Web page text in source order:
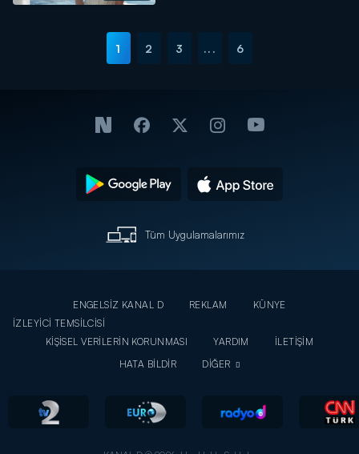
1 2 3 ... 6
Tüm Uygulamalarımız
ENGELSİZ KANAL D REKLAM
KÜNYE
İZLEYİCİ TEMSİLCİSİ
KİŞİSEL VERİLERİN KORUNMASI
YARDIM
İLETİŞİM
HATA BİLDİR
DİĞER